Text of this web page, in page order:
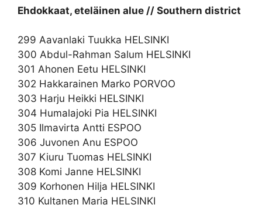
Ehdokkaat, eteläinen alue // Southern district
299 Aavanlaki Tuukka HELSINKI
300 Abdul-Rahman Salum HELSINKI
301 Ahonen Eetu HELSINKI
302 Hakkarainen Marko PORVOO
303 Harju Heikki HELSINKI
304 Humalajoki Pia HELSINKI
305 Ilmavirta Antti ESPOO
306 Juvonen Anu ESPOO
307 Kiuru Tuomas HELSINKI
308 Komi Janne HELSINKI
309 Korhonen Hilja HELSINKI
310 Kultanen Maria HELSINKI